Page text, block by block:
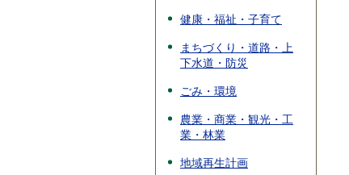
健康・福祉・子育て
まちづくり・道路・上
下水道・防災
ごみ・環境
農業・商業・観光・工
業・林業
地域再生計画